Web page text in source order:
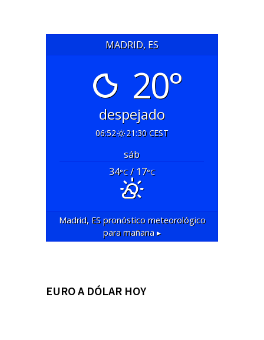
MADRID, ES
20°
despejado
06:52 21:30 CEST
sáb
34°C/ 17°C
Madrid, ESpronóstico meteorológico
para mañana ▸
EURO A DÓLAR HOY